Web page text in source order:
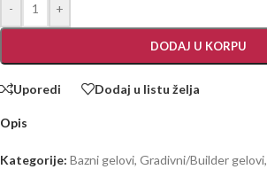
- +
DODAJ U KORPU
Uporedi Dodaj u listu želja
Opis
Kategorije: Bazni gelovi, Gradivni/Builder gelovi,